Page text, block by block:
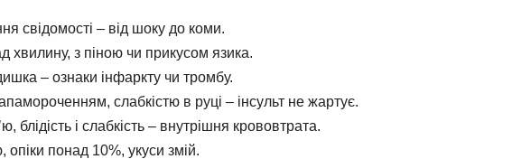
свідомості – від шоку до коми.
з піною чи прикусом язика.
– ознаки інфаркту чи тромбу.
слабкістю в руці – інсульт не жартує.
блідість і слабкість – внутрішня крововтрата.
понад 10%, укуси змій.